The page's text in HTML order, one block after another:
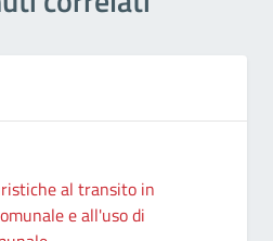
al transito in
e all'uso di